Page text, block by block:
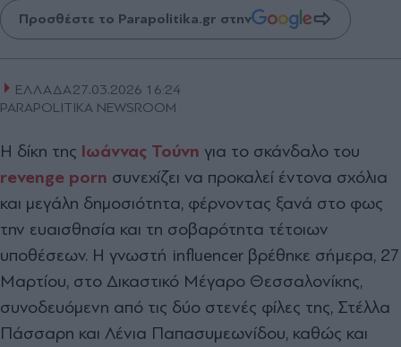
Προσθέστε το Parapolitika.gr στην
ΕΛΛΑΔΑ27.03.2026 16:24
PARAPOLITIKA NEWSROOM
Η δίκη της Ιωάννας Τούνη για το σκάνδαλο του
revenge porn συνεχίζει να προκαλεί έντονα σχόλια
και μεγάλη δημοσιότητα, φέρνοντας ξανά στο φως
την ευαισθησία και τη σοβαρότητα τέτοιων
υποθέσεων. Η γνωστή influencer βρέθηκε σήμερα, 27
Μαρτίου, στο Δικαστικό Μέγαρο Θεσσαλονίκης,
συνοδευόμενη από τις δύο στενές φίλες της, Στέλλα
Πάσσαρη και Λένια Παπασυμεωνίδου, καθώς και